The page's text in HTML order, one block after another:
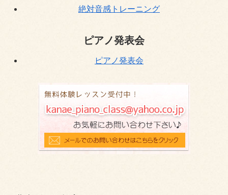
絶対音感トレーニング
ピアノ発表会
ピアノ発表会